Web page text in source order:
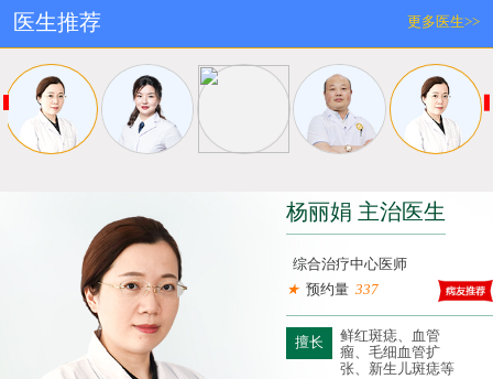
医生推荐 更多医生>>
杨丽娟 主治医生
综合治疗中心医师
★预约量 337
擅长
鲜红斑痣、血管
瘤、毛细血管扩
张、新生儿斑痣等